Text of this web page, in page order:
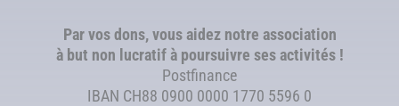
Par vos dons, vous aidez notre association
à but non lucratif à poursuivre ses activités !
Postfinance
IBAN CH88 0900 0000 1770 5596 0